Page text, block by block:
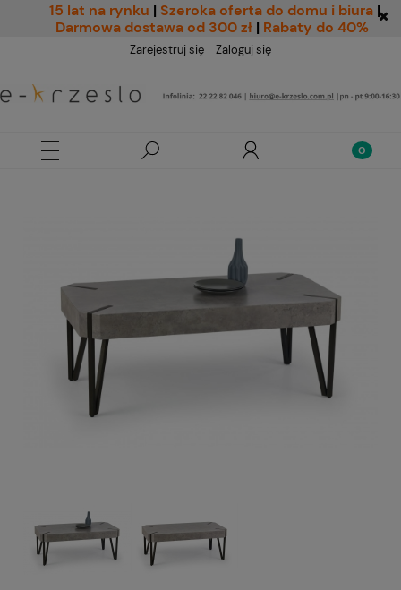
15 lat na rynku | Szeroka oferta do domu i biura |
Darmowa dostawa od 300 zł | Rabaty do 40%
Zarejestruj się Zaloguj się